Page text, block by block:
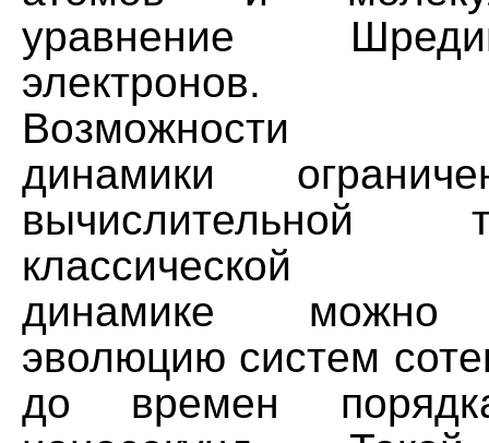
уравнение
электронов.
Возможности
динамики
классической
динамике можно
эволюцию систем
до времен